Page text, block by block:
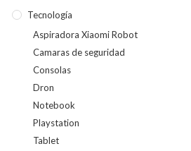
Tecnología
Aspiradora Xiaomi Robot
Camaras de seguridad
Consolas
Dron
Notebook
Playstation
Tablet